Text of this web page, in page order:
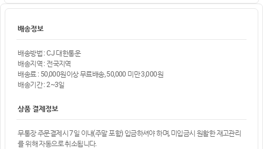
배송정보
배송방법 : CJ 대한통운
배송지역 : 전국지역
배송료 : 50,000원이상 무료배송, 50,000 미만 3,000원
배송기간 : 2~3일
상품 결제정보
무통장 주문결제시 7일 이내(주말 포함) 입금하셔야 하며, 미입금시 원활한 재고관리
를 위해 자동으로 취소됩니다.